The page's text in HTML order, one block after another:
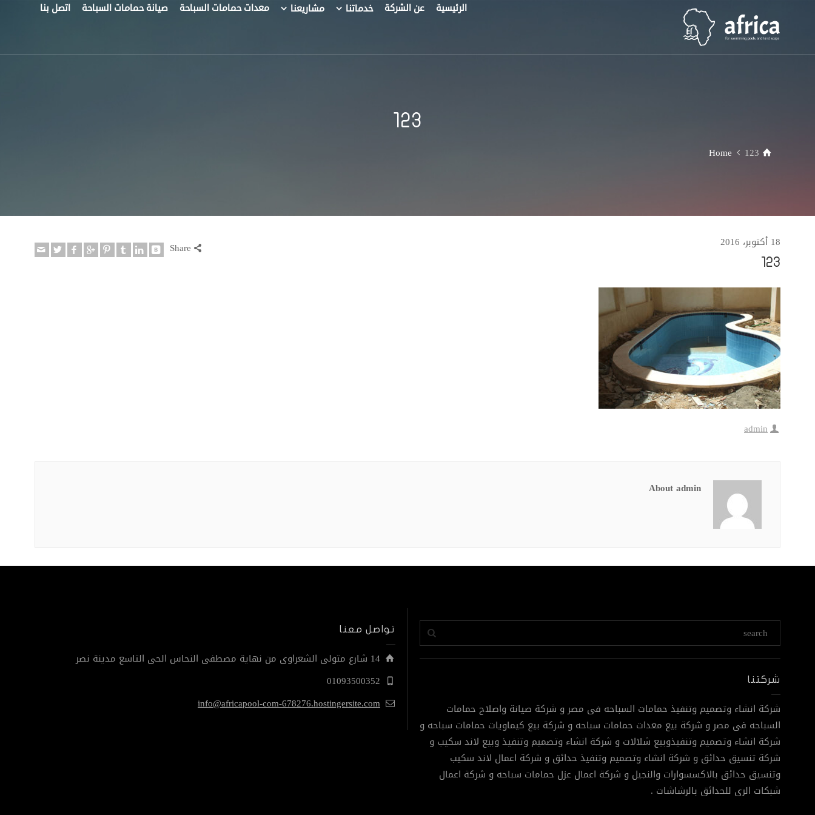
الرئيسية عن الشركة خدماتنا مشاريعنا معدات حمامات السباحة صيانة حمامات السباحة اتصل بنا
123
Home 123
18 أكتوبر، 2016
123
Share
admin
About admin
شركتنا
شركة انشاء وتصميم وتنفيذ حمامات السباحه فى مصر و شركة صيانة واصلاح حمامات
السباحه فى مصر و شركة بيع معدات حمامات سباحه و شركة بيع كيماويات حمامات سباحه و
شركة انشاء وتصميم وتنفيذوبيع شلالات و شركة انشاء وتصميم وتنفيذ وبيع لاند سكيب و
شركة تنسيق حدائق و شركة انشاء وتصميم وتنفيذ حدائق و شركة اعمال لاند سكيب
وتنسيق حدائق بالاكسسوارات والنجيل و شركة اعمال عزل حمامات سباحه و شركة اعمال
شبكات الرى للحدائق بالرشاشات .
تواصل معنا
14 شارع متولى الشعراوى من نهاية مصطفى النحاس الحى التاسع مدينة نصر
01093500352
info@africapool-com-678276.hostingersite.com